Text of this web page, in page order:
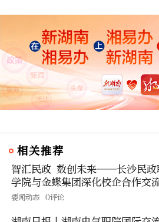
相关推荐
智汇民政 数创未来——长沙民政
学院与金蝶集团深化校企合作交
举行
要闻动态 0评论